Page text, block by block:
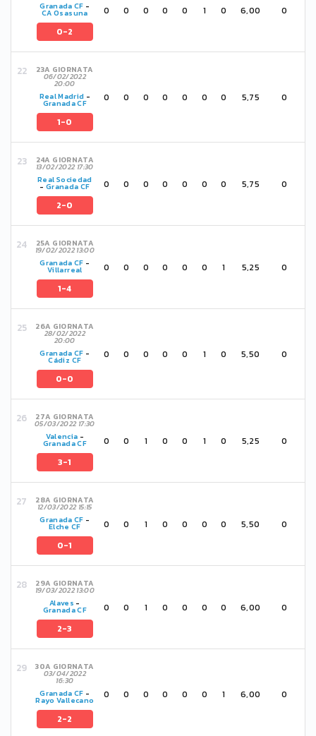
Granada CF -
CA Osasuna
0-2
0 0 0 0 0 1 0 6,00 0
23A GIORNATA
06/02/2022
20:00
Real Madrid -
Granada CF
1-0
0 0 0 0 0 0 0 5,75 0
24A GIORNATA
13/02/2022 17:30
Real Sociedad
- Granada CF
2-0
0 0 0 0 0 0 0 5,75 0
25A GIORNATA
19/02/2022 13:00
Granada CF -
Villarreal
1-4
0 0 0 0 0 0 1 5,25 0
26A GIORNATA
28/02/2022
20:00
Granada CF -
Cádiz CF
0-0
0 0 0 0 0 1 0 5,50 0
27A GIORNATA
05/03/2022 17:30
Valencia -
Granada CF
3-1
0 0 1 0 0 1 0 5,25 0
28A GIORNATA
12/03/2022 15:15
Granada CF -
Elche CF
0-1
0 0 1 0 0 0 0 5,50 0
29A GIORNATA
19/03/2022 13:00
Alaves -
Granada CF
2-3
0 0 1 0 0 0 0 6,00 0
30A GIORNATA
03/04/2022
16:30
Granada CF -
Rayo Vallecano
2-2
0 0 0 0 0 0 1 6,00 0